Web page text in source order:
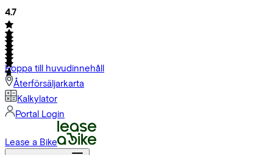
4.7
Hoppa till huvudinnehåll
Återförsäljarkarta
Kalkylator
Portal Login
Lease a Bike